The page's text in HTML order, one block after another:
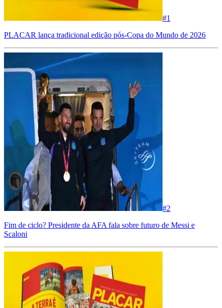
#1
PLACAR lança tradicional edição pós-Copa do Mundo de 2026
#2
Fim de ciclo? Presidente da AFA fala sobre futuro de Messi e
Scaloni